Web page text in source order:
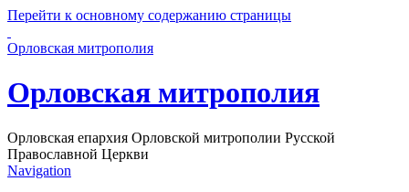
Перейти к основному содержанию страницы
Орловская митрополия
Орловская митрополия
Орловская епархия Орловской митрополии Русской
Православной Церкви
Navigation